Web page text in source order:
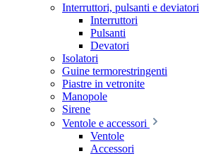
Interruttori, pulsanti e deviatori
Interruttori
Pulsanti
Devatori
Isolatori
Guine termorestringenti
Piastre in vetronite
Manopole
Sirene
Ventole e accessori
Ventole
Accessori